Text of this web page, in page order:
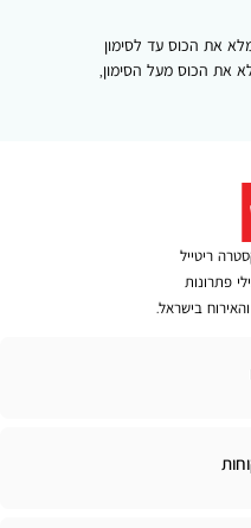
את הכוס עד לסימון
את הכוס מעל הסימון,
ריטייל
פתרונות
בישראל.